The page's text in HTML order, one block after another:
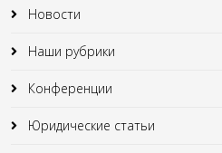
Новости
Наши рубрики
Конференции
Юридические статьи